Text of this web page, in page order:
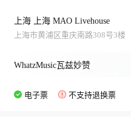
上海 上海 MAO Livehouse
上海市黄浦区重庆南路308号3楼
WhatzMusic瓦兹妙赞
电子票 不支持退换票